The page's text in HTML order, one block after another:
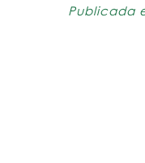
Publicada